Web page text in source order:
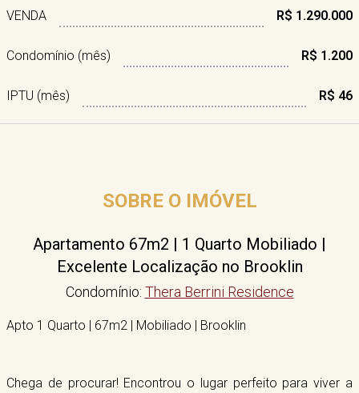
VENDA R$ 1.290.000
Condomínio (mês) R$ 1.200
IPTU (mês) R$ 46
SOBRE O IMÓVEL
Apartamento 67m2 | 1 Quarto Mobiliado |
Excelente Localização no Brooklin
Condomínio: Thera Berrini Residence
Apto 1 Quarto | 67m2 | Mobiliado | Brooklin
Chega de procurar! Encontrou o lugar perfeito para viver a